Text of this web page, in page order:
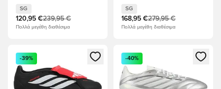
Μηδέν Μεταλλικό/
μαύρο/Διαυγές κόκκινο
SG
120,95 €239,95 €
Πολλά μεγέθη διαθέσιμα
Υποδήματα Λευκά/
Διαυγές κόκκινο
SG
168,95 €279,95 €
Πολλά μεγέθη διαθέσιμα
Ανοίγει ένα Modal για να συνδεθείτε ή να εγγραφείτε ως
-39%
Ανοίγει ένα Modal για να
-40%